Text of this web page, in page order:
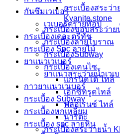
กระเบื้องสระว่
Kyanite stone
กระเบื้องขอบสระว่าย
กระเบื้องลายโบราณ
กระเบื้องSubway
กระเบื้องเคนไซ
แกรนิตโต้ ไทล์
เอ็กซ์ทรูดไทล์
ฟลอเรนซ์ ไทล์
นาริตะ
กระเบื้องสระว่ายน้ำ
กันซึมเวเบอร์
เวเบอร์ดรายท๊อป
กระเบื้องเดอะตรีทัช
กระเบื้อง Spc ลายไม้
ยาแนวเวเบอร์
ยาแนวสระว่ายน้ำเวเ
กาวยาแนวเวเบอร์
กระเบื้อง Subway
กระเบื้องหกเหลี่ยม
กระเบื้อง spc ลายหิน